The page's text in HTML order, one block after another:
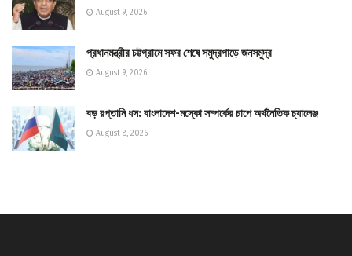
August 9, 2026
প্রধানমন্ত্রীর চট্টগ্রামে সফর শেষে সমুদ্রপাড়ে জনসমুদ্র
August 9, 2026
বড় রপ্তানি ধস: বাংলাদেশ-মস্কো সম্পর্কের চাপে অর্থনৈতিক চ্যালেঞ্জ
August 8, 2026